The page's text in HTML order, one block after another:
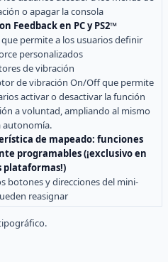
o apagar la consola
Feedback en PC y PS2™
que permite a los usuarios definir
personalizados
de vibración
de vibración On/Off que permite
activar o desactivar la función
a voluntad, ampliando al mismo
autonomía.
de mapeado: funciones
programables (¡exclusivo en
plataformas!)
botones y direcciones del mini-
reasignar